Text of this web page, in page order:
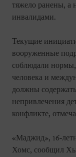
тяжело ранены, а
инвалидами.
Текущие
вооруженные
соблюдали
человека и
должны
непривлечения
конфликте,
«Маджид», 16-
Хомс, сообщил